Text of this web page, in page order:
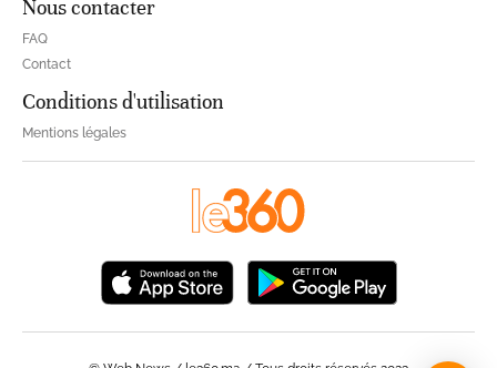
Nous contacter
FAQ
Contact
Conditions d'utilisation
Mentions légales